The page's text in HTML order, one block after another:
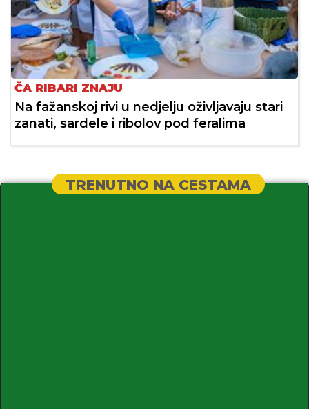
ČA RIBARI ZNAJU
Na fažanskoj rivi u nedjelju oživljavaju stari
zanati, sardele i ribolov pod feralima
TRENUTNO NA CESTAMA